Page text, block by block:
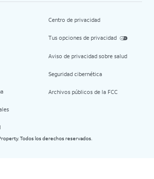
Centro de privacidad
Tus opciones de privacidad
Aviso de privacidad sobre salud
Seguridad cibernética
Archivos públicos de la FCC
Todos los derechos reservados.